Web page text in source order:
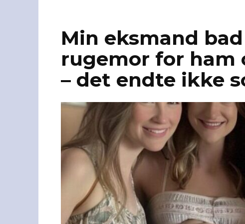
Min eksmand
rugemor for ham
– det endte ikke